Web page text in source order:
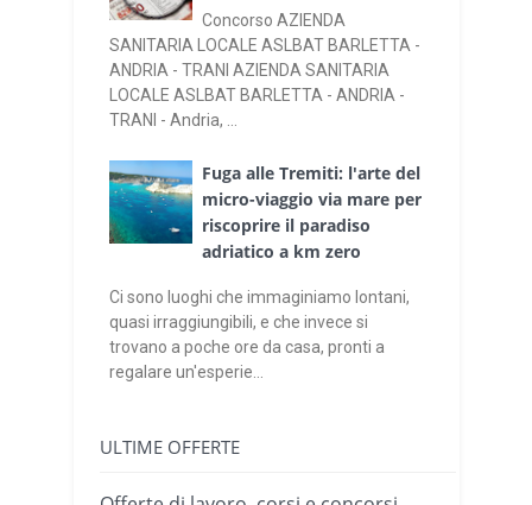
Concorso AZIENDA
SANITARIA LOCALE ASLBAT BARLETTA -
ANDRIA - TRANI AZIENDA SANITARIA
LOCALE ASLBAT BARLETTA - ANDRIA -
TRANI - Andria, ...
Fuga alle Tremiti: l'arte del
micro-viaggio via mare per
riscoprire il paradiso
adriatico a km zero
Ci sono luoghi che immaginiamo lontani,
quasi irraggiungibili, e che invece si
trovano a poche ore da casa, pronti a
regalare un'esperie...
ULTIME OFFERTE